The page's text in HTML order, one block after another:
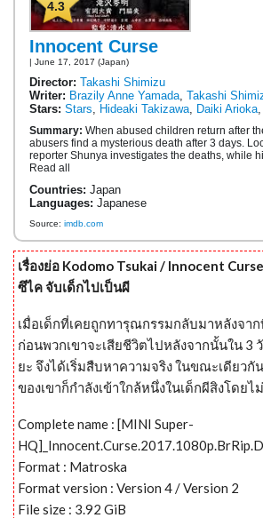
4.3
Innocent Curse
| June 17, 2017 (Japan)
Director: Takashi Shimizu
Writer: Brazily Anne Yamada Takashi
Stars: Stars Hideaki Takizawa Daiki Arioka
Summary: When abused children return after
abusers find a mysterious death after 3 days.
reporter Shunya investigates the deaths, while
Read all
Countries: Japan
Languages: Japanese
Source: imdb.com
เรื่องย่อ Kodomo Tsukai / Innocent
ซึไค จับเด็กไปเป็นผี
เมื่อเด็กที่เคยถูกทารุณกรรมกลับมาหลังจา
ก่อนพวกเขาจะเสียชีวิตไปหลังจากนั้นใน 3
ยะ จึงได้เริ่มสืบหาความจริง ในขณะเดียว
ของเขาก็กำลังเข้าใกล้หนึ่งในเด็กผีสิงโดยไ
Complete name : [MINI Super-
Format : Matroska
Format version : Version 4 / Version 2
File size : 3.92 GiB